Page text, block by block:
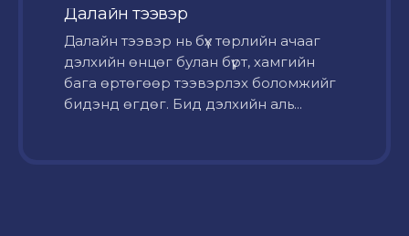
Далайн тээвэр
Далайн тээвэр нь бүх төрлийн ачааг
дэлхийн өнцөг булан бүрт, хамгийн
бага өртөгөөр тээвэрлэх боломжийг
бидэнд өгдөг. Бид дэлхийн аль...